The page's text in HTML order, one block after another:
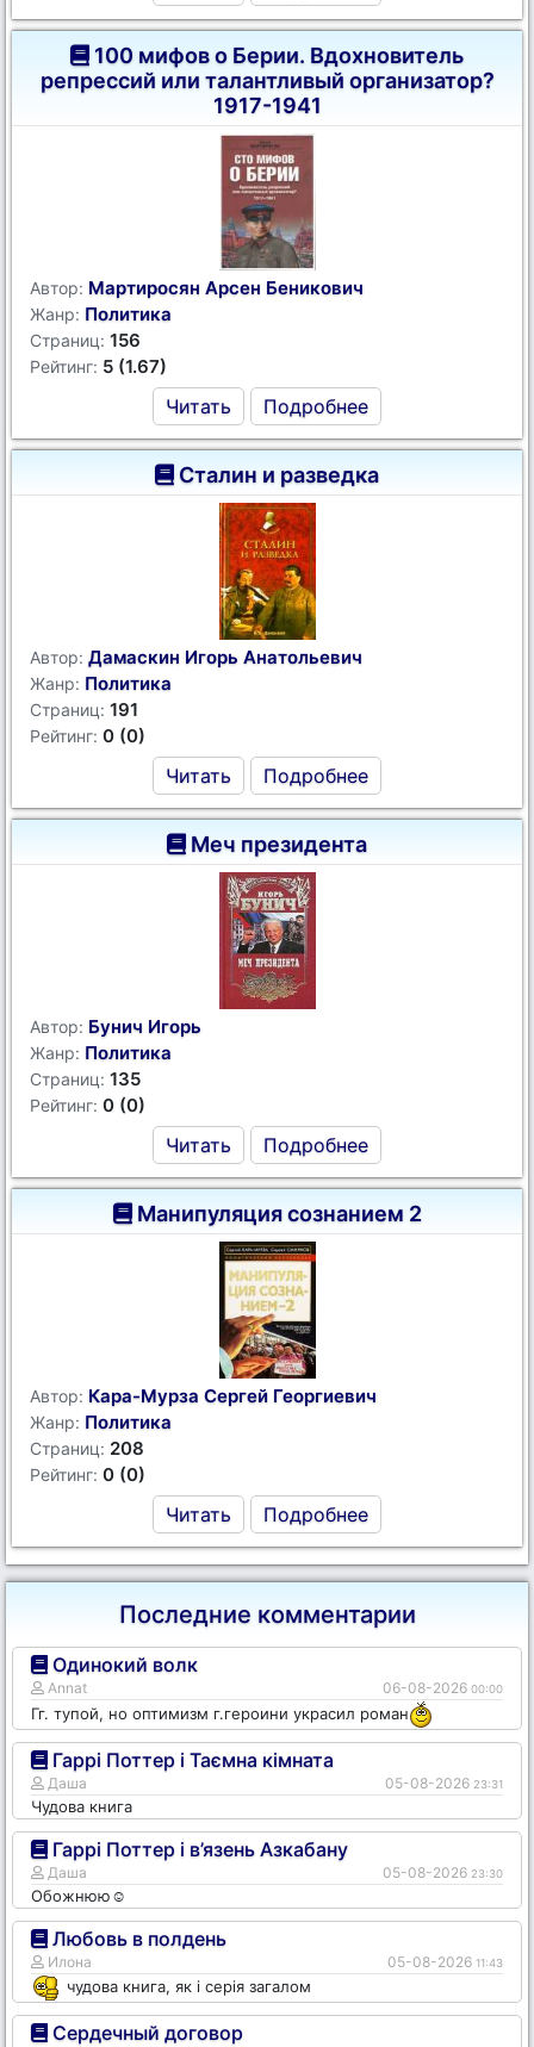
100 мифов о Берии. Вдохновитель
репрессий или талантливый организатор?
1917-1941
Автор: Мартиросян Арсен Беникович
Жанр: Политика
Страниц: 156
Рейтинг: 5 (1.67)
Читать Подробнее
Сталин и разведка
Автор: Дамаскин Игорь Анатольевич
Жанр: Политика
Страниц: 191
Рейтинг: 0 (0)
Читать Подробнее
Меч президента
Автор: Бунич Игорь
Жанр: Политика
Страниц: 135
Рейтинг: 0 (0)
Читать Подробнее
Манипуляция сознанием 2
Автор: Кара-Мурза Сергей Георгиевич
Жанр: Политика
Страниц: 208
Рейтинг: 0 (0)
Читать Подробнее
Последние комментарии
Одинокий волк
Annat 06-08-2026 00:00
Гг. тупой, но оптимизм г.героини украсил роман
Гаррі Поттер і Таємна кімната
Даша 05-08-2026 23:31
Чудова книга
Гаррі Поттер і в’язень Азкабану
Даша 05-08-2026 23:30
Обожнюю☺️
Любовь в полдень
Илона 05-08-2026 11:43
чудова книга, як і серія загалом
Сердечный договор